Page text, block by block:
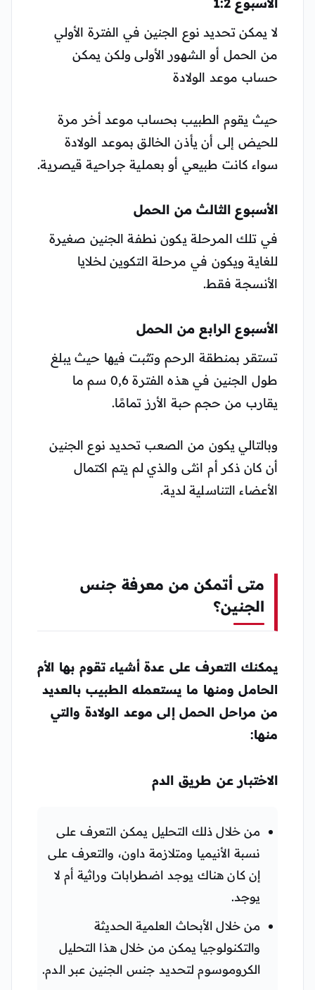
الأسبوع 1:2
لا يمكن تحديد نوع الجنين في الفترة الأولي
من الحمل أو الشهور الأولى ولكن يمكن
حساب موعد الولادة
حيث يقوم الطبيب بحساب موعد أخر مرة
للحيض إلى أن يأذن الخالق بموعد الولادة
سواء كانت طبيعي أو بعملية جراحية قيصرية.
الأسبوع الثالث من الحمل
في تلك المرحلة يكون نطفة الجنين صغيرة
للغاية ويكون في مرحلة التكوين لخلايا
الأنسجة فقط.
الأسبوع الرابع من الحمل
تستقر بمنطقة الرحم وتثبت فيها حيث يبلغ
طول الجنين في هذه الفترة 0,6 سم ما
يقارب من حجم حبة الأرز تمامًا.
وبالتالي يكون من الصعب تحديد نوع الجنين
أن كان ذكر أم انثى والذي لم يتم اكتمال
الأعضاء التناسلية لدية.
متى أتمكن من معرفة جنس
الجنين؟
يمكنك التعرف على عدة أشياء تقوم بها الأم
الحامل ومنها ما يستعمله الطبيب بالعديد
من مراحل الحمل إلى موعد الولادة والتي
منها:
الاختبار عن طريق الدم
من خلال ذلك التحليل يمكن التعرف على
نسبة الأنيميا ومتلازمة داون، والتعرف على
إن كان هناك يوجد اضطرابات وراثية أم لا
يوجد.
من خلال الأبحاث العلمية الحديثة
والتكنولوجيا يمكن من خلال هذا التحليل
الكروموسوم لتحديد جنس الجنين عبر الدم.